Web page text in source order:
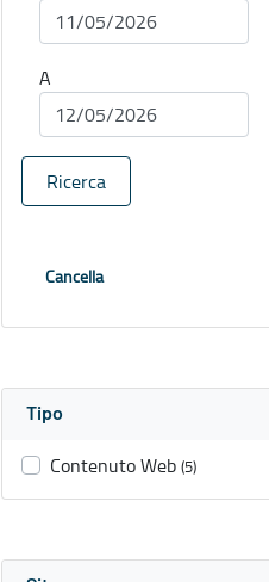
A
Ricerca
Cancella
Tipo
Contenuto Web (5)